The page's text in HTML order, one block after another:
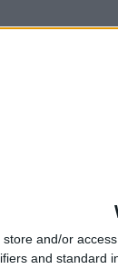
store and/or
and standard